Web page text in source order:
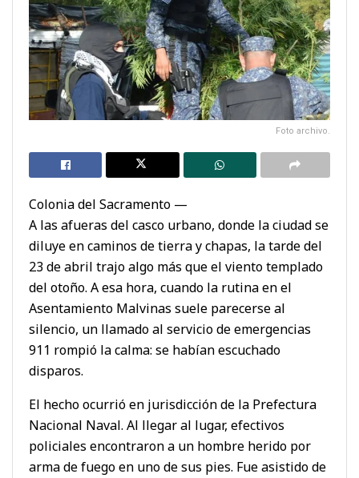
Foto archivo.
Colonia del Sacramento —
A las afueras del casco urbano, donde la ciudad se
diluye en caminos de tierra y chapas, la tarde del
23 de abril trajo algo más que el viento templado
del otoño. A esa hora, cuando la rutina en el
Asentamiento Malvinas suele parecerse al
silencio, un llamado al servicio de emergencias
911 rompió la calma: se habían escuchado
disparos.
El hecho ocurrió en jurisdicción de la Prefectura
Nacional Naval. Al llegar al lugar, efectivos
policiales encontraron a un hombre herido por
arma de fuego en uno de sus pies. Fue asistido de